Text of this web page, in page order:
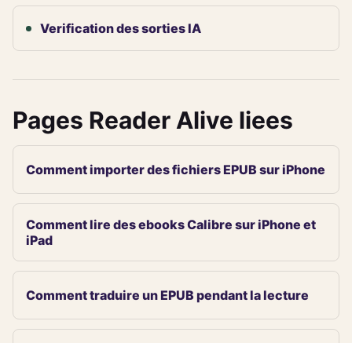
Verification des sorties IA
Pages Reader Alive liees
Comment importer des fichiers EPUB sur iPhone
Comment lire des ebooks Calibre sur iPhone et
iPad
Comment traduire un EPUB pendant la lecture